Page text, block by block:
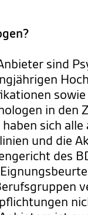
sind
in den
sich
und die
des